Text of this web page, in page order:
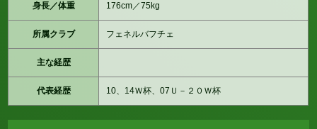
身長／体重 176cm／75kg
所属クラブ フェネルバフチェ
主な経歴
代表経歴 10、14Ｗ杯、07Ｕ－２０Ｗ杯